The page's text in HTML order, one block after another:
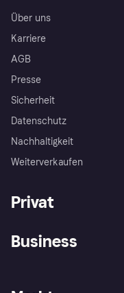
Über uns
Karriere
AGB
Presse
Sicherheit
Datenschutz
Nachhaltigkeit
Weiterverkaufen
Privat
Business